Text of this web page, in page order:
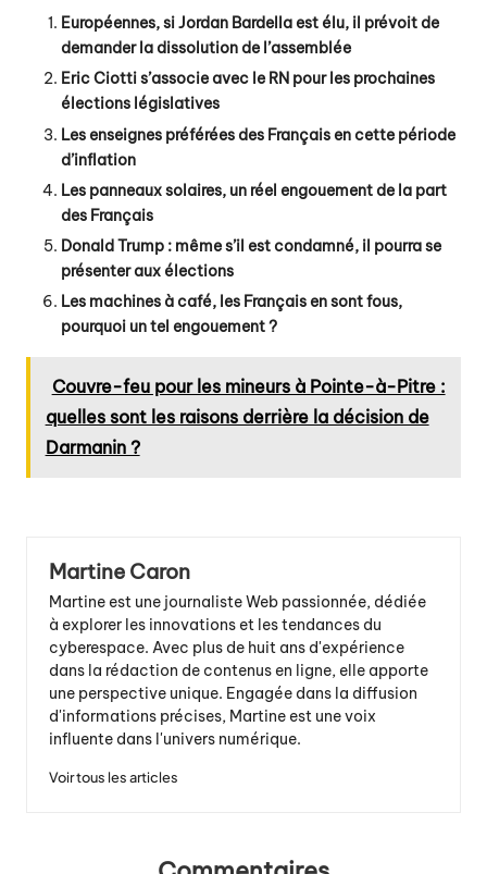
Européennes, si Jordan Bardella est élu, il prévoit de
demander la dissolution de l’assemblée
Eric Ciotti s’associe avec le RN pour les prochaines
élections législatives
Les enseignes préférées des Français en cette période
d’inflation
Les panneaux solaires, un réel engouement de la part
des Français
Donald Trump : même s’il est condamné, il pourra se
présenter aux élections
Les machines à café, les Français en sont fous,
pourquoi un tel engouement ?
Couvre-feu pour les mineurs à Pointe-à-Pitre :
quelles sont les raisons derrière la décision de
Darmanin ?
Martine Caron
Martine est une journaliste Web passionnée, dédiée
à explorer les innovations et les tendances du
cyberespace. Avec plus de huit ans d'expérience
dans la rédaction de contenus en ligne, elle apporte
une perspective unique. Engagée dans la diffusion
d'informations précises, Martine est une voix
influente dans l'univers numérique.
Voir tous les articles